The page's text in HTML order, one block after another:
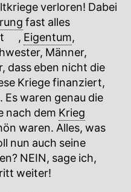
verloren! Dabei
fast alles
, Eigentum,
Männer,
dass eben nicht die
Kriege finanziert,
waren genau die
nach dem Krieg
waren. Alles, was
nun auch seine
NEIN, sage ich,
weiter!